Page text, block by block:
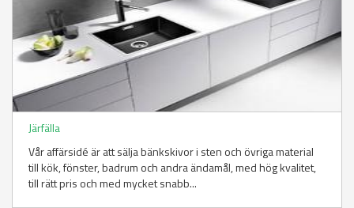
Järfälla
Vår affärsidé är att sälja bänkskivor i sten och övriga material
till kök, fönster, badrum och andra ändamål, med hög kvalitet,
till rätt pris och med mycket snabb...